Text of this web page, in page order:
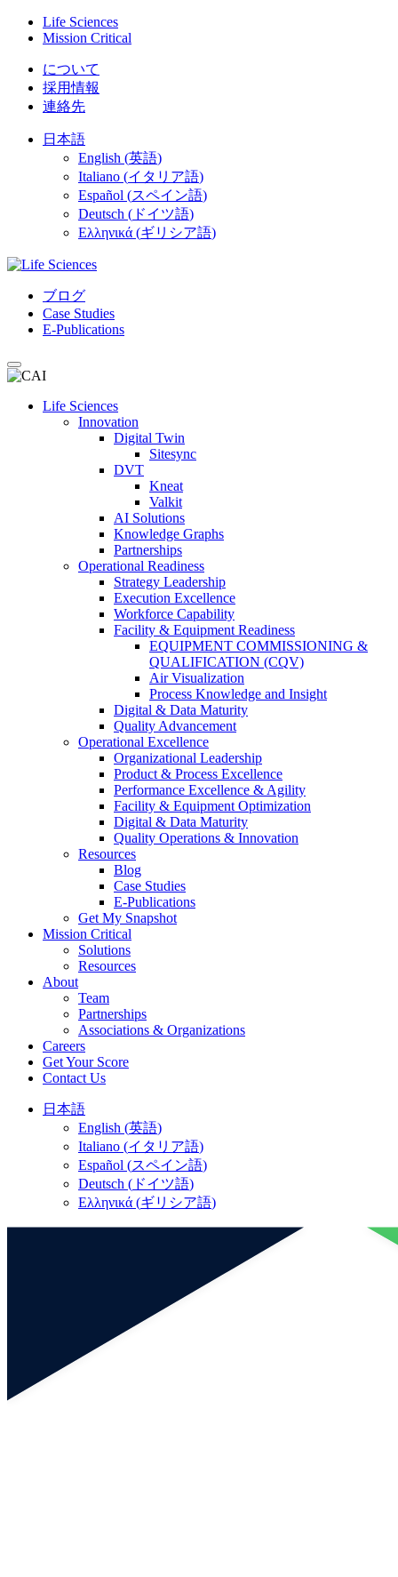
Skip
Life Sciences
Mission Critical
について
採用情報
連絡先
日本語
English (英語)
Italiano (イタリア語)
Español (スペイン語)
Deutsch ( ドイツ語)
Ελληνικά (ギリシア語)
ブログ
Case Studies
E-Publications
Life Sciences
Innovation
Digital Twin
Sitesync
DVT
Kneat
Valkit
AI Solutions
Knowledge Graphs
Partnerships
Operational Readiness
Strategy Leadership
Execution Excellence
Workforce Capability
Facility & Equipment Readiness
EQUIPMENT COMMISSIONING &
QUALIFICATION (CQV)
Air Visualization
Process Knowledge and Insight
Digital & Data Maturity
Quality Advancement
Operational Excellence
Organizational Leadership
Product & Process Excellence
Performance Excellence & Agility
Facility & Equipment Optimization
Digital & Data Maturity
Quality Operations & Innovation
Resources
Blog
Case Studies
E-Publications
Get My Snapshot
Mission Critical
Solutions
Resources
About
Team
Partnerships
Associations & Organizations
Careers
Get Your Score
Contact Us
日本語
English (英語)
Italiano (イタリア語)
Español (スペイン語)
Deutsch ( ドイツ語)
Ελληνικά (ギリシア語)